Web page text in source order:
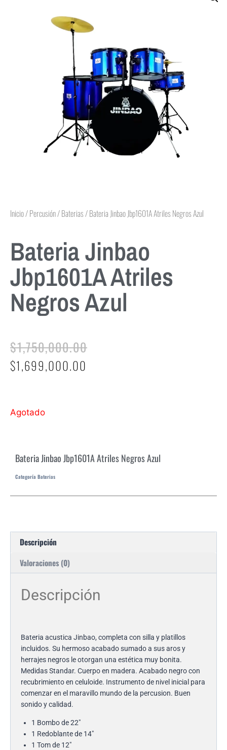
Inicio/Percusión/Baterias/ Bateria Jinbao Jbp1601A Atriles Negros Azul
Bateria Jinbao
Jbp1601A Atriles
Negros Azul
$1,750,000.00
$1,699,000.00
Agotado
Bateria Jinbao Jbp1601A Atriles Negros Azul
Categoría Baterias
Descripción
Valoraciones (0)
Descripción
Bateria acustica Jinbao, completa con silla y platillos
incluidos. Su hermoso acabado sumado a sus aros y
herrajes negros le otorgan una estética muy bonita.
Medidas Standar. Cuerpo en madera. Acabado negro con
recubrimiento en celuloide. Instrumento de nivel inicial para
comenzar en el maravillo mundo de la percusion. Buen
sonido y calidad.
1 Bombo de 22″
1 Redoblante de 14″
1 Tom de 12″